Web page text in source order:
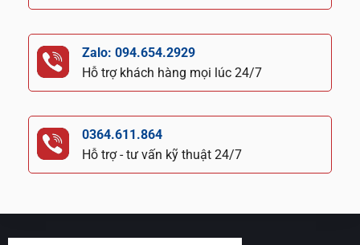
Zalo: 094.654.2929
Hỗ trợ khách hàng mọi lúc 24/7
0364.611.864
Hỗ trợ - tư vấn kỹ thuật 24/7